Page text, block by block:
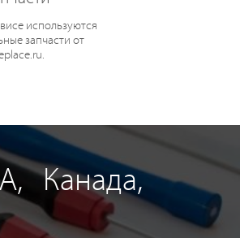
используются
запчасти от
Канада,